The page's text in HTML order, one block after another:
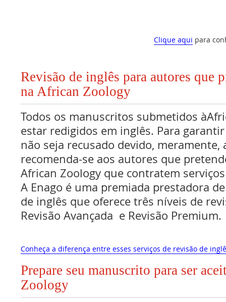
Clique aqui para
Revisão de inglês para autores que
na African Zoology
Todos os manuscritos submetidos
estar redigidos em inglês. Para
não seja recusado devido, meramente,
recomenda-se aos autores que
African Zoology que contratem
A Enago é uma premiada prestadora
de inglês que oferece três níveis de
Revisão Avançada e Revisão Premium.
Conheça a diferença entre esses serviços de revisão de
Prepare seu manuscrito para ser
Zoology